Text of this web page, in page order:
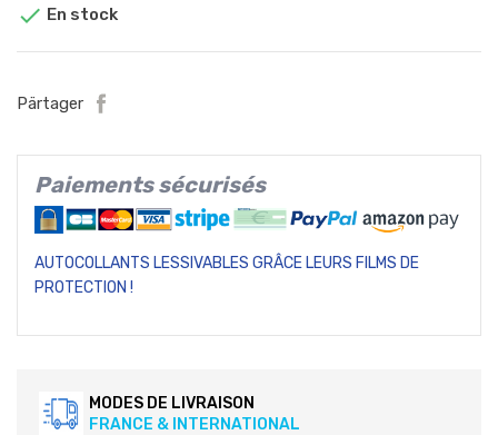
 En stock
Pärtager
Paiements sécurisés
AUTOCOLLANTS LESSIVABLES GRÂCE LEURS FILMS DE
PROTECTION !
MODES DE LIVRAISON
FRANCE & INTERNATIONAL